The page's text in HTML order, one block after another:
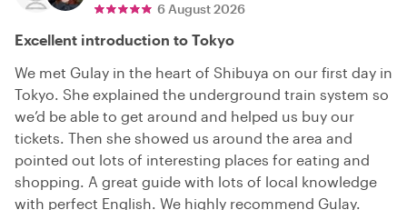
6 August 2026
Excellent introduction to Tokyo
We met Gulay in the heart of Shibuya on our first day in
Tokyo. She explained the underground train system so
we’d be able to get around and helped us buy our
tickets. Then she showed us around the area and
pointed out lots of interesting places for eating and
shopping. A great guide with lots of local knowledge
with perfect English. We highly recommend Gulay.